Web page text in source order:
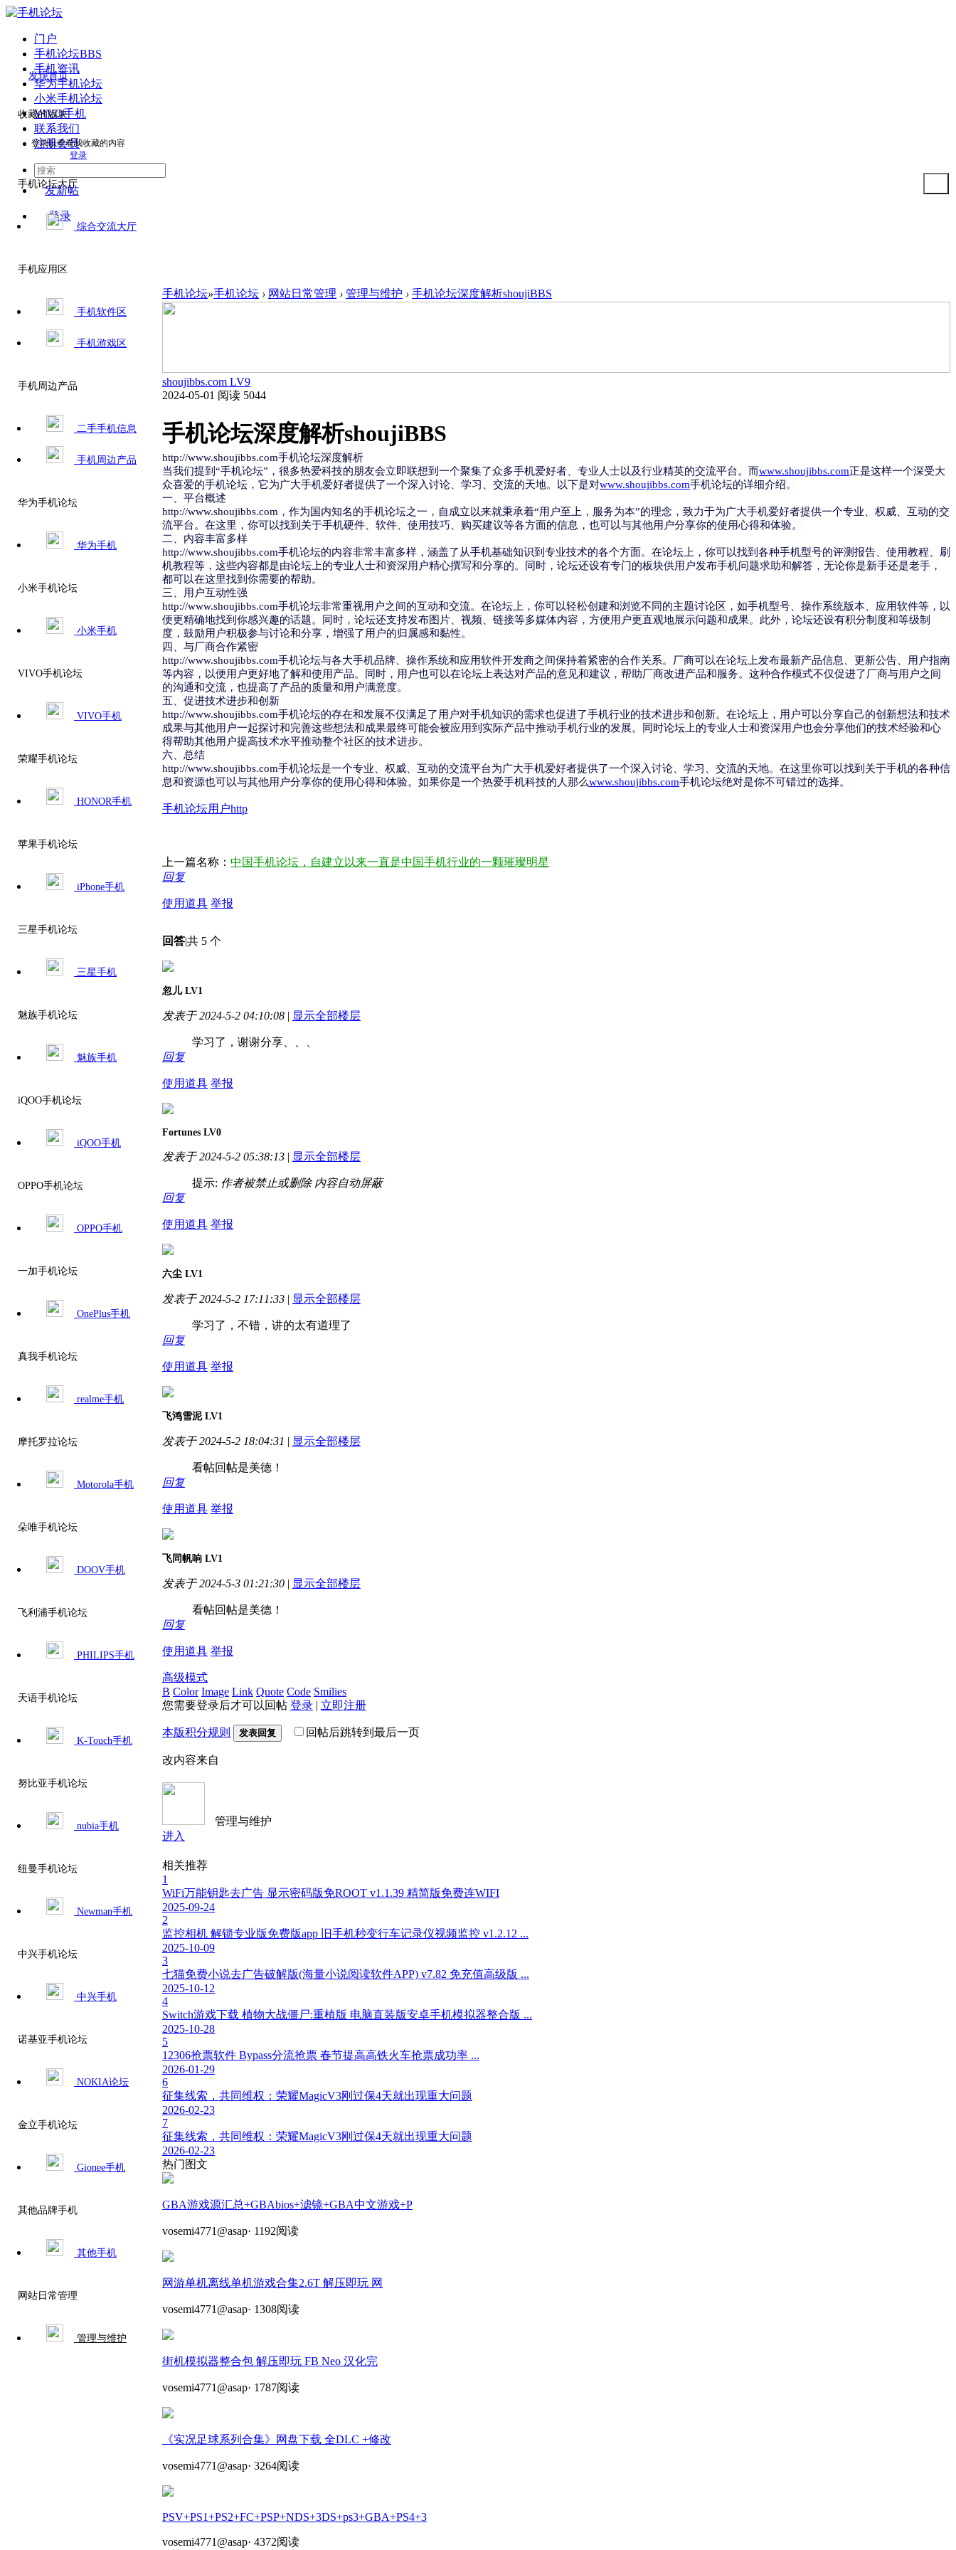
门户
手机论坛BBS
手机资讯
华为手机论坛
小米手机论坛
VIVO手机
联系我们
注册会员
发新帖
登录
手机论坛»手机论坛 › 网站日常管理 › 管理与维护 › 手机论坛深度解析shoujiBBS
发现首页
收藏的版块
登录以查看我收藏的内容
登录
手机论坛大厅
综合交流大厅
手机应用区
手机软件区
手机游戏区
手机周边产品
二手手机信息
手机周边产品
华为手机论坛
华为手机
小米手机论坛
小米手机
VIVO手机论坛
VIVO手机
荣耀手机论坛
HONOR手机
苹果手机论坛
iPhone手机
三星手机论坛
三星手机
魅族手机论坛
魅族手机
iQOO手机论坛
iQOO手机
OPPO手机论坛
OPPO手机
一加手机论坛
OnePlus手机
真我手机论坛
realme手机
摩托罗拉论坛
Motorola手机
朵唯手机论坛
DOOV手机
飞利浦手机论坛
PHILIPS手机
天语手机论坛
K-Touch手机
努比亚手机论坛
nubia手机
纽曼手机论坛
Newman手机
中兴手机论坛
中兴手机
诺基亚手机论坛
NOKIA论坛
金立手机论坛
Gionee手机
其他品牌手机
其他手机
网站日常管理
管理与维护
shoujibbs.com LV9
2024-05-01 阅读 5044
手机论坛深度解析shoujiBBS
http://www.shoujibbs.com手机论坛深度解析
当我们提到“手机论坛”，很多热爱科技的朋友会立即联想到一个聚集了众多手机爱好者、专业人士以及行业精英的交流平台。而www.shoujibbs.com正是这样一个深受大
众喜爱的手机论坛，它为广大手机爱好者提供了一个深入讨论、学习、交流的天地。以下是对www.shoujibbs.com手机论坛的详细介绍。
一、平台概述
http://www.shoujibbs.com，作为国内知名的手机论坛之一，自成立以来就秉承着“用户至上，服务为本”的理念，致力于为广大手机爱好者提供一个专业、权威、互动的交
流平台。在这里，你可以找到关于手机硬件、软件、使用技巧、购买建议等各方面的信息，也可以与其他用户分享你的使用心得和体验。
二、内容丰富多样
http://www.shoujibbs.com手机论坛的内容非常丰富多样，涵盖了从手机基础知识到专业技术的各个方面。在论坛上，你可以找到各种手机型号的评测报告、使用教程、刷
机教程等，这些内容都是由论坛上的专业人士和资深用户精心撰写和分享的。同时，论坛还设有专门的板块供用户发布手机问题求助和解答，无论你是新手还是老手，
都可以在这里找到你需要的帮助。
三、用户互动性强
http://www.shoujibbs.com手机论坛非常重视用户之间的互动和交流。在论坛上，你可以轻松创建和浏览不同的主题讨论区，如手机型号、操作系统版本、应用软件等，以
便更精确地找到你感兴趣的话题。同时，论坛还支持发布图片、视频、链接等多媒体内容，方便用户更直观地展示问题和成果。此外，论坛还设有积分制度和等级制
度，鼓励用户积极参与讨论和分享，增强了用户的归属感和黏性。
四、与厂商合作紧密
http://www.shoujibbs.com手机论坛与各大手机品牌、操作系统和应用软件开发商之间保持着紧密的合作关系。厂商可以在论坛上发布最新产品信息、更新公告、用户指南
等内容，以便用户更好地了解和使用产品。同时，用户也可以在论坛上表达对产品的意见和建议，帮助厂商改进产品和服务。这种合作模式不仅促进了厂商与用户之间
的沟通和交流，也提高了产品的质量和用户满意度。
五、促进技术进步和创新
http://www.shoujibbs.com手机论坛的存在和发展不仅满足了用户对手机知识的需求也促进了手机行业的技术进步和创新。在论坛上，用户可以分享自己的创新想法和技术
成果与其他用户一起探讨和完善这些想法和成果最终可能会被应用到实际产品中推动手机行业的发展。同时论坛上的专业人士和资深用户也会分享他们的技术经验和心
得帮助其他用户提高技术水平推动整个社区的技术进步。
六、总结
http://www.shoujibbs.com手机论坛是一个专业、权威、互动的交流平台为广大手机爱好者提供了一个深入讨论、学习、交流的天地。在这里你可以找到关于手机的各种信
息和资源也可以与其他用户分享你的使用心得和体验。如果你是一个热爱手机科技的人那么www.shoujibbs.com手机论坛绝对是你不可错过的选择。
手机论坛用户http
上一篇名称： 中国手机论坛，自建立以来一直是中国手机行业的一颗璀璨明星
回复
使用道具 举报
回答|共 5 个
忽儿 LV1
发表于 2024-5-2 04:10:08 | 显示全部楼层
学习了，谢谢分享、、、
回复
使用道具 举报
Fortunes LV0
发表于 2024-5-2 05:38:13 | 显示全部楼层
提示: 作者被禁止或删除 内容自动屏蔽
回复
使用道具 举报
六尘 LV1
发表于 2024-5-2 17:11:33 | 显示全部楼层
学习了，不错，讲的太有道理了
回复
使用道具 举报
飞鸿雪泥 LV1
发表于 2024-5-2 18:04:31 | 显示全部楼层
看帖回帖是美德！
回复
使用道具 举报
飞同帆响 LV1
发表于 2024-5-3 01:21:30 | 显示全部楼层
看帖回帖是美德！
回复
使用道具 举报
高级模式
B Color Image Link Quote Code Smilies
您需要登录后才可以回帖 登录 | 立即注册
本版积分规则 发表回复 回帖后跳转到最后一页
改内容来自
管理与维护
进入
相关推荐
1
WiFi万能钥匙去广告 显示密码版免ROOT v1.1.39 精简版免费连WIFI
2025-09-24
2
监控相机 解锁专业版免费版app 旧手机秒变行车记录仪视频监控 v1.2.12 ...
2025-10-09
3
七猫免费小说去广告破解版(海量小说阅读软件APP) v7.82 免充值高级版 ...
2025-10-12
4
Switch游戏下载 植物大战僵尸:重植版 电脑直装版安卓手机模拟器整合版 ...
2025-10-28
5
12306抢票软件 Bypass分流抢票 春节提高高铁火车抢票成功率 ...
2026-01-29
6
征集线索，共同维权：荣耀MagicV3刚过保4天就出现重大问题
2026-02-23
7
征集线索，共同维权：荣耀MagicV3刚过保4天就出现重大问题
2026-02-23
热门图文
GBA游戏源汇总+GBAbios+滤镜+GBA中文游戏+P
vosemi4771@asap· 1192阅读
网游单机离线单机游戏合集2.6T 解压即玩 网
vosemi4771@asap· 1308阅读
街机模拟器整合包 解压即玩 FB Neo 汉化完
vosemi4771@asap· 1787阅读
《实况足球系列合集》网盘下载 全DLC +修改
vosemi4771@asap· 3264阅读
PSV+PS1+PS2+FC+PSP+NDS+3DS+ps3+GBA+PS4+3
vosemi4771@asap· 4372阅读